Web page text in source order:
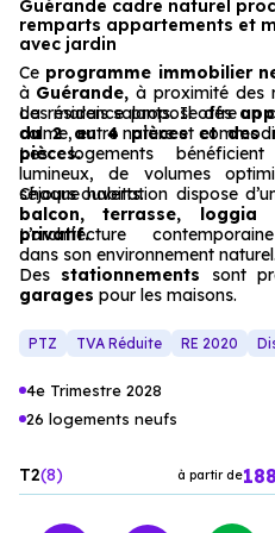
Guérande cadre naturel
remparts appartements et
avec jardin
Ce programme immobilier
à Guérande, à proximité des
des marais salants. Il offre un
calme, entre nature et
La résidence propose des
du 2 au 4 pièces et des
pièces.
Les logements bénéficient
lumineux, de volumes
séjours ouverts.
Chaque habitation dispose
balcon, terrasse, loggia
privatif.
L’architecture
dans son environnement naturel.
Des stationnements sont
garages pour les maisons.
PTZ TVA Réduite RE 2020
4e Trimestre 2028
26 logements neufs
T2 8 à partir de